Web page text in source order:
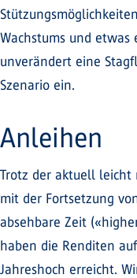
Wachstums und
unverändert eine
Szenario ein.
Anleihen
Trotz der aktuell leicht
mit der Fortsetzung
absehbare Zeit
haben die Renditen
Jahreshoch erreicht.